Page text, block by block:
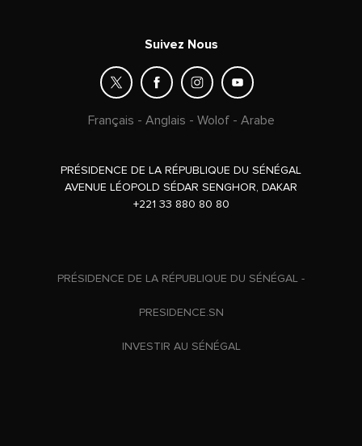
Suivez Nous
Français - Anglais - Wolof- Arabe
PRÉSIDENCE DE LA RÉPUBLIQUE DU SÉNÉGAL
AVENUE LÉOPOLD SÉDAR SENGHOR, DAKAR
+221 33 880 80 80
PRÉSIDENCE DE LA RÉPUBLIQUE DU SÉNÉGAL -
PRESIDENCE.SN
INVESTIR AU SÉNÉGAL